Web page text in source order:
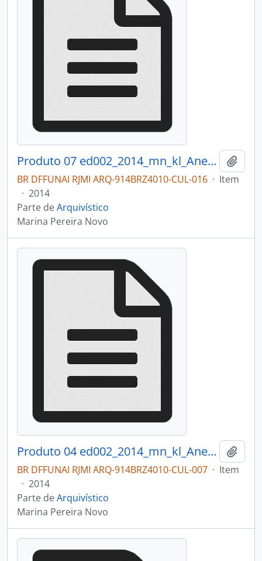
Produto 07 ed002_2014_mn_kl_Anexo_II_Catalogo_Mostra_fotografica.pdf
BR DFFUNAI RJMI ARQ-914BRZ4010-CUL-016 · Item
· 2014
Parte deArquivístico
Marina Pereira Novo
Produto 04 ed002_2014_mn_kl_AnexoI__exposicao.pdf
BR DFFUNAI RJMI ARQ-914BRZ4010-CUL-007 · Item
· 2014
Parte deArquivístico
Marina Pereira Novo